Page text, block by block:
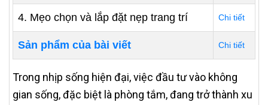
4. Mẹo chọn và lắp đặt nẹp trang trí Chi tiết
Sản phẩm của bài viết Chi tiết
Trong nhịp sống hiện đại, việc đầu tư vào không
gian sống, đặc biệt là phòng tắm, đang trở thành xu